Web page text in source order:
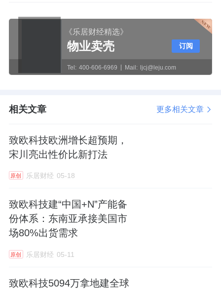
《乐居财经精选》
物业卖壳
Tel: 400-606-6969 Mail: ljcj@leju.com
订阅
相关文章 更多相关文章
致欧科技欧洲增长超预期，
宋川亮出性价比新打法
原创 乐居财经 05-18
致欧科技建“中国+N”产能备
份体系：东南亚承接美国市
场80%出货需求
原创 乐居财经 05-11
致欧科技5094万拿地建全球